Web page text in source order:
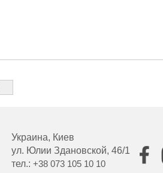
Украина, Киев
ул. Юлии Здановской, 46/1
тел.: +38 073 105 10 10